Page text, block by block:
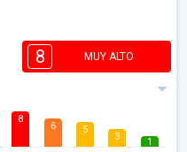
8 MUY ALTO
8
6 5
3 1